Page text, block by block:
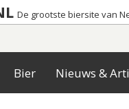
De grootste biersite van
Bier Nieuws &